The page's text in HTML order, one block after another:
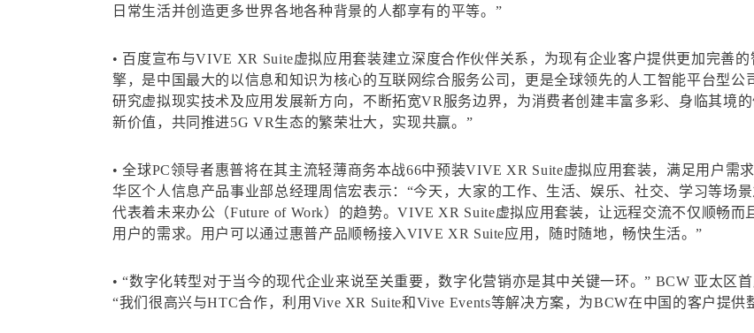
日常生活并创造更多世界各地各种背景的人都享有的平等。”
• 百度宣布与VIVE XR Suite虚拟应用套装建立深度合作伙伴关系，为现有企业客户提供更加完善
擎，是中国最大的以信息和知识为核心的互联网综合服务公司，更是全球领先的人工智能平台型
研究虚拟现实技术及应用发展新方向，不断拓宽VR服务边界，为消费者创建丰富多彩、身临其境
新价值，共同推进5G VR生态的繁荣壮大，实现共赢。”
• 全球PC领导者惠普将在其主流轻薄商务本战66中预装VIVE XR Suite虚拟应用套装，满足用户需
华区个人信息产品事业部总经理周信宏表示：“今天，大家的工作、生活、娱乐、社交、学习等场
代表着未来办公（Future of Work）的趋势。VIVE XR Suite虚拟应用套装，让远程交流不仅顺畅
用户的需求。用户可以通过惠普产品顺畅接入VIVE XR Suite应用，随时随地，畅快生活。”
• “数字化转型对于当今的现代企业来说至关重要，数字化营销亦是其中关键一环。” BCW 亚太区
“我们很高兴与HTC合作，利用Vive XR Suite和Vive Events等解决方案，为BCW在中国的客户提